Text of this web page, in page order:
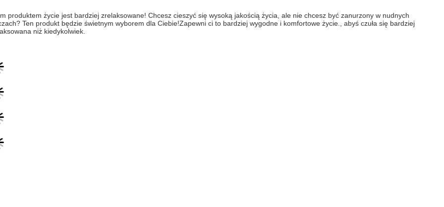
produktem życie jest bardziej zrelaksowane! Chcesz cieszyć się wysoką jakością życia, ale nie chcesz być zanurzony w nudnych
Ten produkt będzie świetnym wyborem dla Ciebie!Zapewni ci to bardziej wygodne i komfortowe życie., abyś czuła się bardziej
niż kiedykolwiek.